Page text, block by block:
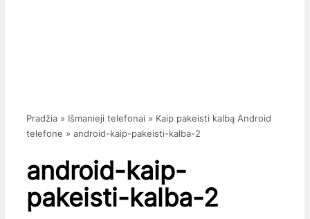
Pradžia » Išmanieji telefonai » Kaip pakeisti kalbą Android
telefone » android-kaip-pakeisti-kalba-2
android-kaip-
pakeisti-kalba-2